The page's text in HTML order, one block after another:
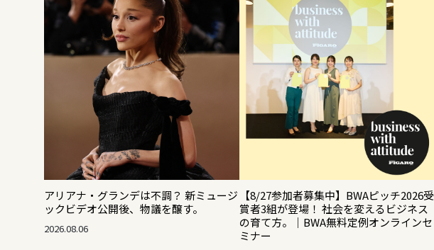
アリアナ・グランデは不調？ 新ミュージ
ックビデオ公開後、物議を醸す。
2026.08.06
【8/27参加者募集中】BWAピッチ2026受
賞者3組が登場！ 社会を変えるビジネス
の育て方。｜BWA無料定例オンラインセ
ミナー